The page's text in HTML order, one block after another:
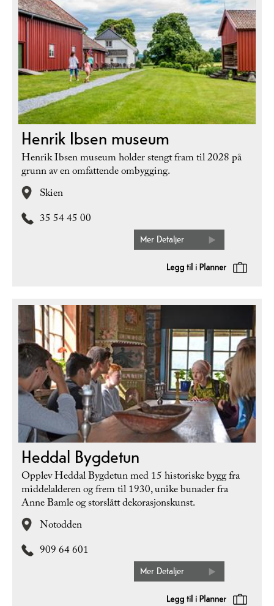
Henrik Ibsen museum
Henrik Ibsen museum holder stengt fram til 2028 på
grunn av en omfattende ombygging.
Skien
35 54 45 00
Mer Detaljer
Heddal Bygdetun
Opplev Heddal Bygdetun med 15 historiske bygg fra
middelalderen og frem til 1930, unike bunader fra
Anne Bamle og storslått dekorasjonskunst.
Notodden
909 64 601
Mer Detaljer